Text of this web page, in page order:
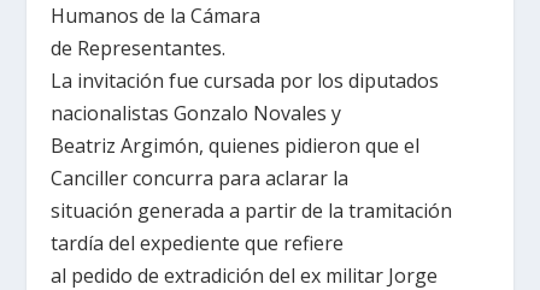
Humanos de la Cámara
de Representantes.
La invitación fue cursada por los diputados
nacionalistas Gonzalo Novales y
Beatriz Argimón, quienes pidieron que el
Canciller concurra para aclarar la
situación generada a partir de la tramitación
tardía del expediente que refiere
al pedido de extradición del ex militar Jorge